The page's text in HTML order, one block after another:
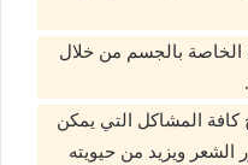
الخاصة بالجسم من خلال
كافة المشاكل التي يمكن
الشعر ويزيد من حيويته